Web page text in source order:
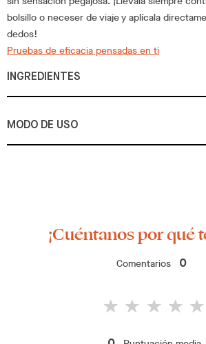
bolsillo o neceser de viaje y aplícala
dedos!
Pruebas de eficacia pensadas en ti
INGREDIENTES
MODO DE USO
¡Cuéntanos por qué
Comentarios 0